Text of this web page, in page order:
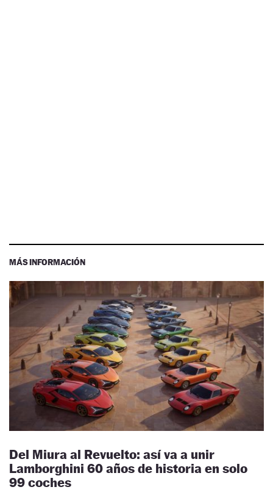
MÁS INFORMACIÓN
Del Miura al Revuelto: así va a unir
Lamborghini 60 años de historia en solo
99 coches